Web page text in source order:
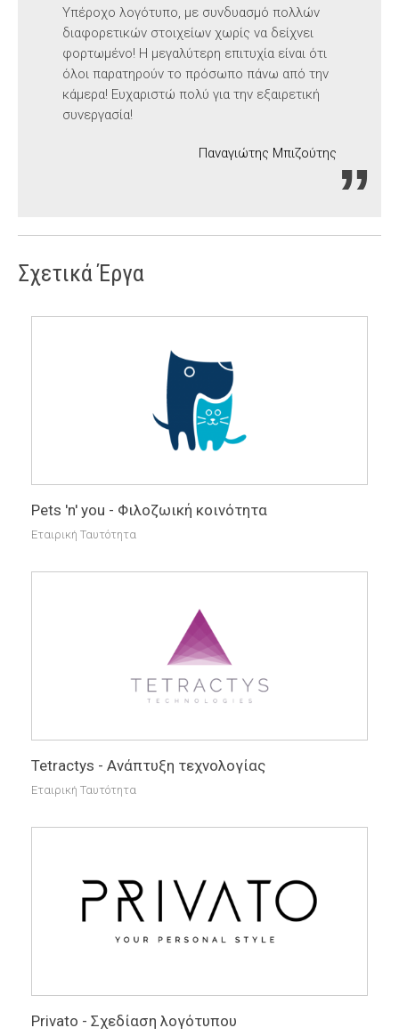
Υπέροχο λογότυπο, με συνδυασμό πολλών
διαφορετικών στοιχείων χωρίς να δείχνει
φορτωμένο! Η μεγαλύτερη επιτυχία είναι ότι
όλοι παρατηρούν το πρόσωπο πάνω από την
κάμερα! Ευχαριστώ πολύ για την εξαιρετική
συνεργασία!
Παναγιώτης Μπιζούτης
Σχετικά Έργα
Pets 'n' you - Φιλοζωική κοινότητα
Εταιρική Ταυτότητα
Tetractys - Ανάπτυξη τεχνολογίας
Εταιρική Ταυτότητα
Privato - Σχεδίαση λογότυπου